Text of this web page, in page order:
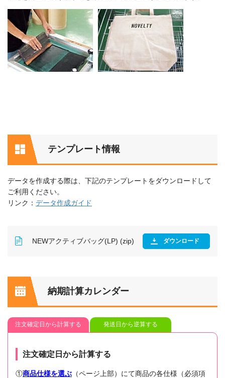
テンプレート情報
データを作成する際は、下記のテンプレートをダウンロードして
ご利用ください。
リンク： データ作成ガイド
NEWアクティブバッグ(LP) (zip) ダウンロード
納期計算カレンダー
注文確定日から計算する 発送日から逆算する
注文確定日から計算する
①商品仕様を選ぶ （ページ上部）にて商品の各仕様（必須項